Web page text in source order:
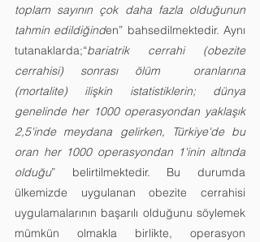
toplam sayının çok daha fazla olduğunun
tahmin edildiğinden” bahsedilmektedir. Aynı
tutanaklarda;“bariatrik cerrahi (obezite
cerrahisi) sonrası ölüm  oranlarına
(mortalite) ilişkin istatistiklerin; dünya
genelinde her 1000 operasyondan yaklaşık
2,5'inde meydana gelirken, Türkiye'de bu
oran her 1000 operasyondan 1'inin altında
olduğu” belirtilmektedir. Bu durumda
ülkemizde uygulanan obezite cerrahisi
uygulamalarının başarılı olduğunu söylemek
mümkün olmakla birlikte, operasyon